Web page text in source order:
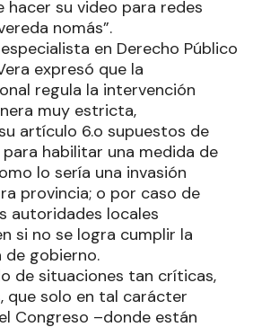
hacer su video para redes
nomás”.
en Derecho Público
expresó que la
regula la intervención
muy estricta,
artículo 6.o supuestos de
habilitar una medida de
lo sería una invasión
provincia; o por caso de
autoridades locales
si no se logra cumplir la
gobierno.
de situaciones tan críticas,
que solo en tal carácter
Congreso –donde están